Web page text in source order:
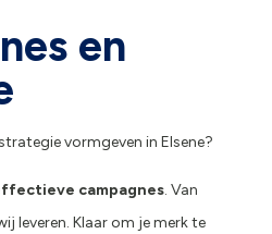
en
vormgeven in Elsene?
campagnes. Van
leveren. Klaar om je merk te